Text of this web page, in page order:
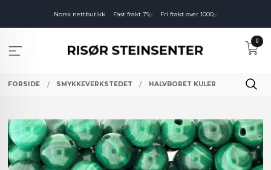
innholdet
Norsk nettbutikk Fast frakt 79,- Fri frakt over 1000,-
0
FORSIDE SMYKKEVERKSTEDET HALVBORET KULER